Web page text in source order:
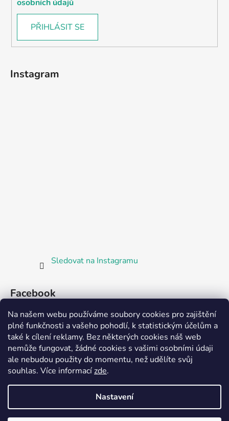
Na našem webu používáme soubory cookies pro zajištění
plné funkčnosti a vašeho pohodlí, k statistickým účelům a
také k cílení reklamy. Bez některých cookies náš web
nemůže fungovat, žádné cookies s vašimi osobními údaji
ale nebudou použity do momentu, než udělíte svůj
souhlas. Více informacízde.
Nastavení
osobních údajů
PŘIHLÁSIT SE
Instagram
Sledovat na Instagramu
Facebook
Partnerská prodejna Barefoot Plzeň